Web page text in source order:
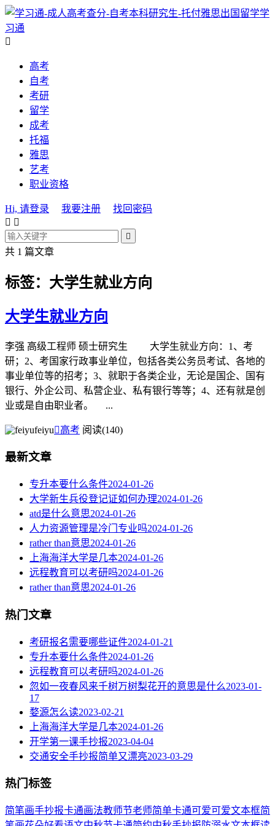
学
习通

高考
自考
考研
留学
成考
托福
雅思
艺考
职业资格
Hi, 请登录 我要注册
找回密码
 

共 1 篇文章
标签：大学生就业方向
大学生就业方向
李强 高级工程师 硕士研究生 大学生就业方向：1、考
研；2、考国家行政事业单位，包括各类公务员考试、各地的
事业单位等的招考；3、就职于各类企业，无论是国企、国有
银行、外企公司、私营企业、私有银行等等；4、还有就是创
业或是自由职业者。 ...
feiyu高考 阅读(140)
最新文章
专升本要什么条件2024-01-26
大学新生兵役登记证如何办理2024-01-26
atd是什么意思2024-01-26
人力资源管理是冷门专业吗2024-01-26
rather than意思2024-01-26
上海海洋大学是几本2024-01-26
远程教育可以考研吗2024-01-26
rather than意思2024-01-26
热门文章
考研报名需要哪些证件2024-01-21
专升本要什么条件2024-01-26
远程教育可以考研吗2024-01-26
忽如一夜春风来千树万树梨花开的意思是什么2023-01-
17
婺源怎么读2023-02-21
上海海洋大学是几本2024-01-26
开学第一课手抄报2023-04-04
交通安全手抄报简单又漂亮2023-03-29
热门标签
简笔画手抄报卡通画法教师节老师简单卡通可爱可爱文本框简